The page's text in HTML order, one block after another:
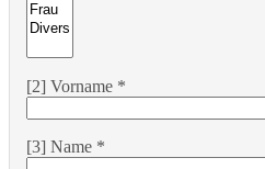
[2] Vorname *
[3] Name *